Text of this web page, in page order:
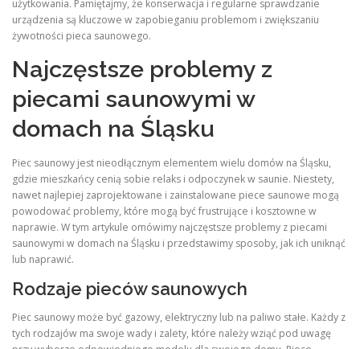
użytkowania. Pamiętajmy, że konserwacja i regularne sprawdzanie
urządzenia są kluczowe w zapobieganiu problemom i zwiększaniu
żywotności pieca saunowego.
Najczęstsze problemy z
piecami saunowymi w
domach na Śląsku
Piec saunowy jest nieodłącznym elementem wielu domów na Śląsku,
gdzie mieszkańcy cenią sobie relaks i odpoczynek w saunie. Niestety,
nawet najlepiej zaprojektowane i zainstalowane piece saunowe mogą
powodować problemy, które mogą być frustrujące i kosztowne w
naprawie. W tym artykule omówimy najczęstsze problemy z piecami
saunowymi w domach na Śląsku i przedstawimy sposoby, jak ich uniknąć
lub naprawić.
Rodzaje pieców saunowych
Piec saunowy może być gazowy, elektryczny lub na paliwo stałe. Każdy z
tych rodzajów ma swoje wady i zalety, które należy wziąć pod uwagę